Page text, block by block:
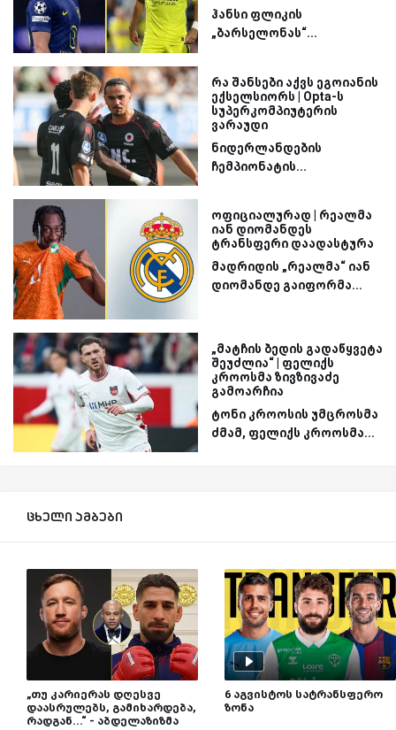
ჰანსი ფლიკის
„ბარსელონას“...
რა შანსები აქვს ეგოიანის
ექსელსიორს | Opta-ს
სუპერკომპიუტერის
ვარაუდი
ნიდერლანდების
ჩემპიონატის...
ოფიციალურად | რეალმა
იან დიომანდეს
ტრანსფერი დაადასტურა
მადრიდის „რეალმა“ იან
დიომანდე გაიფორმა...
„მატჩის ბედის გადაწყვეტა
შეუძლია“ | ფელიქს
კროოსმა ზივზივაძე
გამოარჩია
ტონი კროოსის უმცროსმა
ძმამ, ფელიქს კროოსმა...
ცხელი ამბები
„თუ კარიერას დღესვე
დაასრულებს, გამიხარდება,
რადგან...“ - აბდელაზიზმა
6 აგვისტოს სატრანსფერო
ზონა